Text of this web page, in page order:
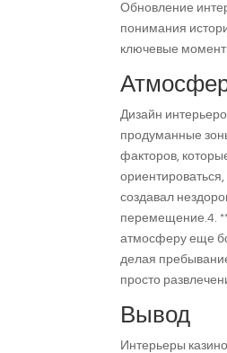
Обновление
понимания
ключевые
Дизайн
продуманные
факторов,
создавал
перемещение.4.
атмосферу еще
делая
просто
Вывод
Интерьеры